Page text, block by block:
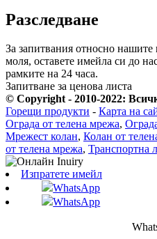
Разследване
За запитвания относно
моля, оставете имейла си до
рамките на 24 часа.
Запитване за ценова листа
© Copyright - 2010-2022:
Горещи продукти - Карта на
Ограда от телена мрежа,
Мрежест колан, Колан от
от телена мрежа, Транспортна
Изпратете имейл
WhatsApp
WhatsApp